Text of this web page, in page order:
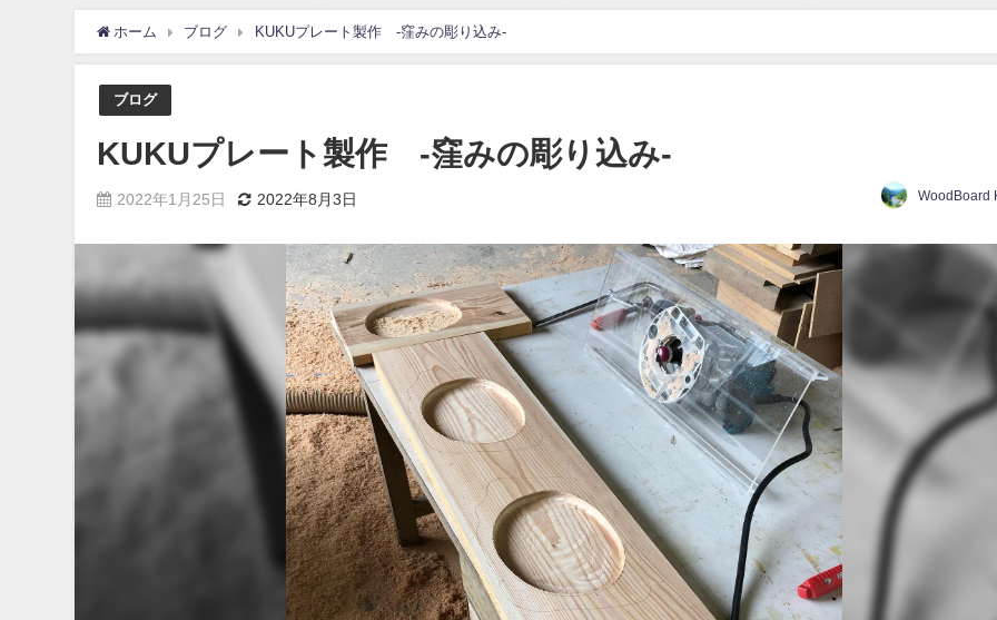
ホーム ブログ KUKUプレート製作 -窪みの彫り込み-
ブログ
KUKUプレート製作 -窪みの彫り込み-
2022年1月25日 2022年8月3日 WoodBoard